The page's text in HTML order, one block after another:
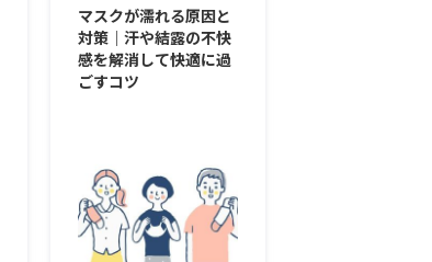
マスクが濡れる原因と
対策｜汗や結露の不快
感を解消して快適に過
ごすコツ